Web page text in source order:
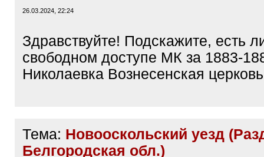
26.03.2024, 22:24
Здравствуйте! Подскажите, есть
свободном доступе МК за 1883-
Николаевка Вознесенская
Тема: Новооскольский уезд
Белгородская обл.)